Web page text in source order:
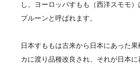
し、ヨーロッパすもも（西洋スモモ
プルーンと呼ばれます。
日本すももは古来から日本にあった果
カに渡り品種改良され、それが日本